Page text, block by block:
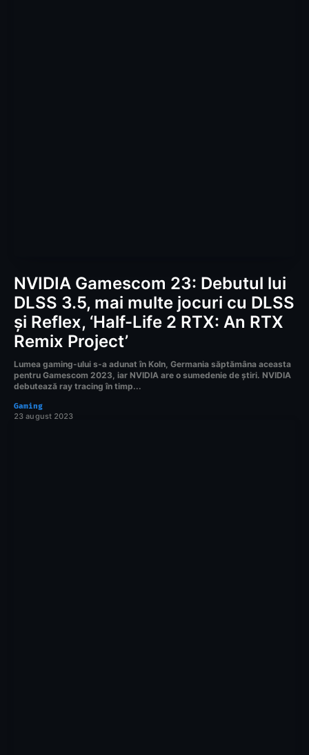
NVIDIA Gamescom 23: Debutul lui
DLSS 3.5, mai multe jocuri cu DLSS
și Reflex, ‘Half-Life 2 RTX: An RTX
Remix Project’
Lumea gaming-ului s-a adunat în Koln, Germania săptămâna aceasta
pentru Gamescom 2023, iar NVIDIA are o sumedenie de știri. NVIDIA
debutează ray tracing în timp...
Gaming
23 august 2023